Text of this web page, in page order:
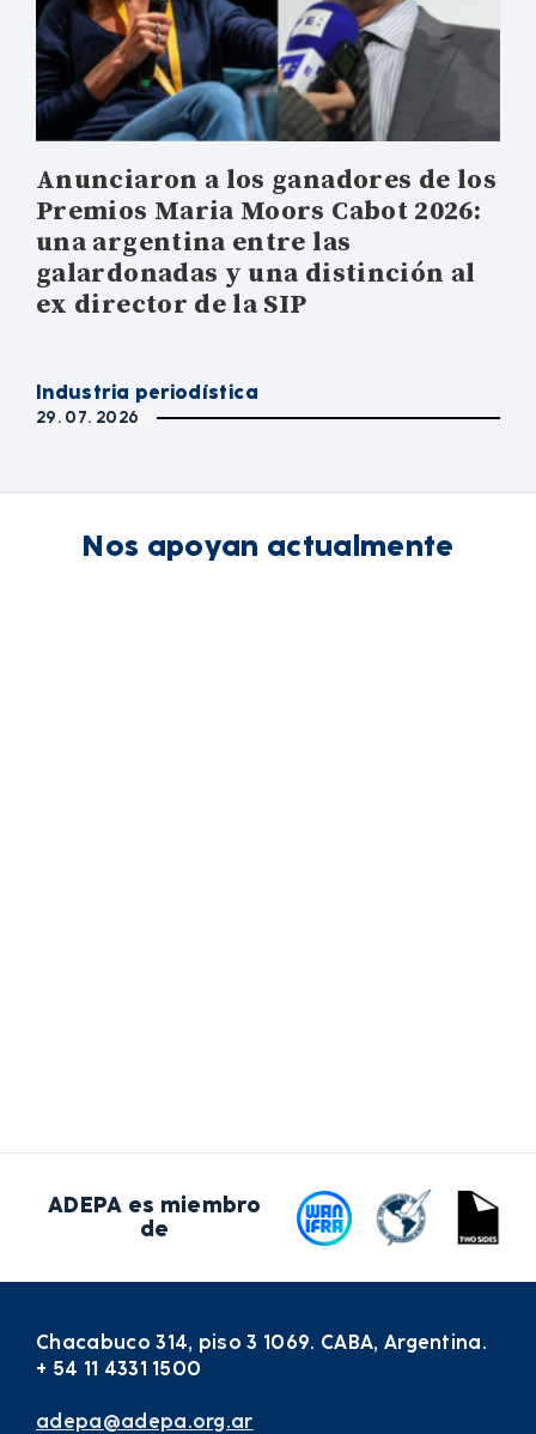
Anunciaron a los ganadores de los
Premios Maria Moors Cabot 2026:
una argentina entre las
galardonadas y una distinción al
ex director de la SIP
Industria periodística
29. 07. 2026
Nos apoyan actualmente
ADEPA es miembro
de
Chacabuco 314, piso 3 1069. CABA, Argentina.
+ 54 11 4331 1500
adepa@adepa.org.ar